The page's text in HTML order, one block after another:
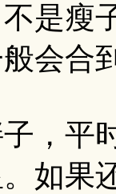
是瘦
会合
，平
如果